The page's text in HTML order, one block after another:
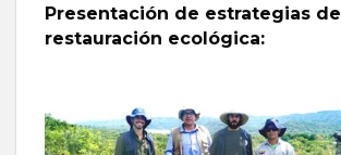
Presentación de estrategias de
restauración ecológica: